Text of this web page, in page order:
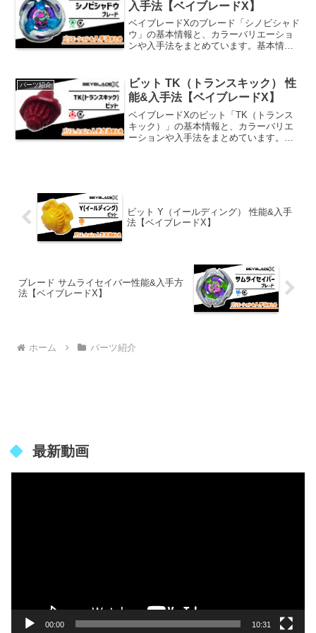
入手法【ベイブレードX】
ベイブレードXのブレード「シノビシャド
ウ」の基本情報と、カラーバリエーショ
ンや入手法をまとめています。基本情報
計。攻撃10防御70持久20パーツ重量
28.0g※パーツの...
パーツ紹介
ビット TK（トランスキック） 性
能&入手法【ベイブレードX】
ベイブレードXのビット「TK（トランス
キック）」の基本情報と、カラーバリエ
ーションや入手法をまとめています。基
ビット Y（イールディング） 性能&入手
法【ベイブレードX】
ブレード サムライセイバー性能&入手方
法【ベイブレードX】
ホーム パーツ紹介
最新動画
00:00 10:31